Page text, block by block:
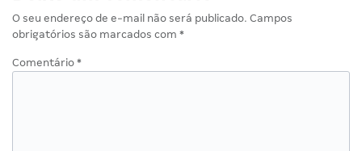
O seu endereço de e-mail não será publicado. Campos
obrigatórios são marcados com *
Comentário *